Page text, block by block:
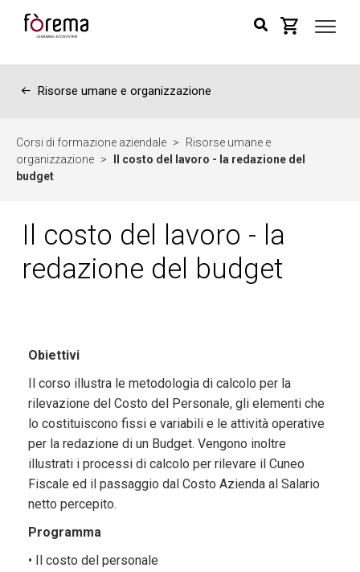
← Risorse umane e organizzazione
Corsi di formazione aziendale >
Risorse umane e
organizzazione >
Il costo del lavoro - la redazione del
budget
Il costo del lavoro - la
redazione del budget
Obiettivi
Il corso illustra le metodologia di calcolo per la
rilevazione del Costo del Personale, gli elementi che
lo costituiscono fissi e variabili e le attività operative
per la redazione di un Budget. Vengono inoltre
illustrati i processi di calcolo per rilevare il Cuneo
Fiscale ed il passaggio dal Costo Azienda al Salario
netto percepito.
Programma
• Il costo del personale